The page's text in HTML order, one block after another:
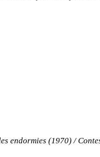
endormies (1970) /